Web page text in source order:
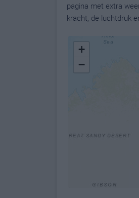
pagina met extra
kracht, de luchtdruk
+
−